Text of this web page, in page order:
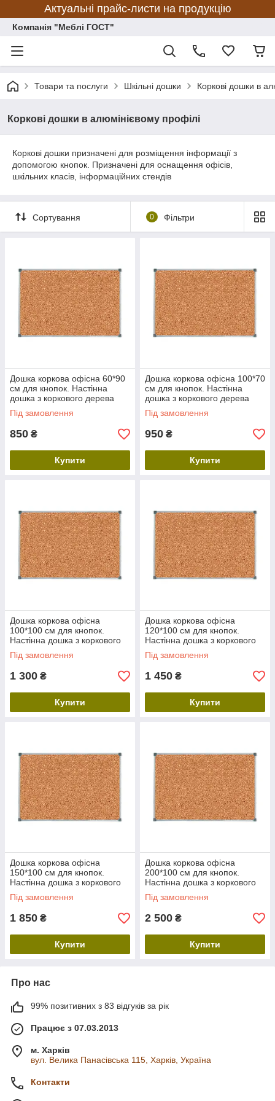
Актуальні прайс-листи на продукцію
Компанія "Меблі ГОСТ"
Товари та послуги Шкільні дошки Коркові дошки в
Коркові дошки в алюмінієвому профілі
Коркові дошки призначені для розміщення інформації з
допомогою кнопок. Призначені для оснащення офісів,
шкільних класів, інформаційних стендів
Сортування 0 Фільтри
Дошка коркова офісна 60*90
см для кнопок. Настінна
дошка з коркового дерева
для фото та нотаток
Під замовлення
850 ₴
Купити
Дошка коркова офісна 100*70
см для кнопок. Настінна
дошка з коркового дерева
для фото та нотаток
Під замовлення
950 ₴
Купити
Дошка коркова офісна
100*100 см для кнопок.
Настінна дошка з коркового
дерева для фото та нотаток
Під замовлення
1 300 ₴
Купити
Дошка коркова офісна
120*100 см для кнопок.
Настінна дошка з коркового
дерева для фото та нотаток
Під замовлення
1 450 ₴
Купити
Дошка коркова офісна
150*100 см для кнопок.
Настінна дошка з коркового
дерева для фото та нотаток
Під замовлення
1 850 ₴
Купити
Дошка коркова офісна
200*100 см для кнопок.
Настінна дошка з коркового
дерева для фото та нотаток
Під замовлення
2 500 ₴
Купити
Про нас
99% позитивних з 83 відгуків за рік
Працює з 07.03.2013
м. Харків
вул. Велика Панасівська 115, Харків, Україна
Контакти